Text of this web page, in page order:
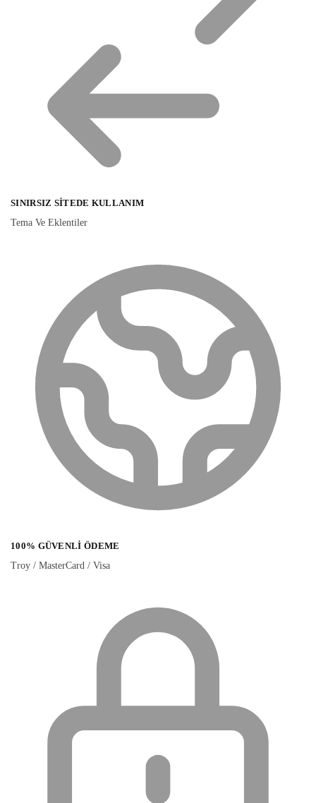
SINIRSIZ SITEDE KULLANIM
Tema Ve Eklentiler
100% GÜVENLI ÖDEME
Troy / MasterCard / Visa